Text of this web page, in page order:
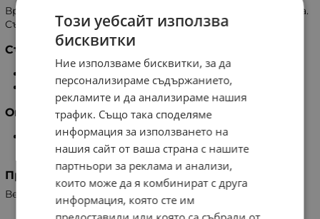
Временно спомага за оформянето на вдлъбнати зърна.
Съдържа приставка за по-големи гърди.
Състав
BPA Free - Хе съдържа бисфенол-А.
Опаковка
Коректор с 2 фунии /19 мм и 24 мм/, Кутийка за
съхранение.
Производител
Великобритания, Lansinoh Laboratories Inc.
Този уебсайт използва
бисквитки
Ние използваме бисквитки, за да
персонализираме съдържанието,
рекламите и да анализираме нашия
трафик. Също така споделяме
информация за използването на
нашия сайт от ваша страна с нашите
партньори за реклама и анализи,
които може да я комбинират с друга
информация, която сте им